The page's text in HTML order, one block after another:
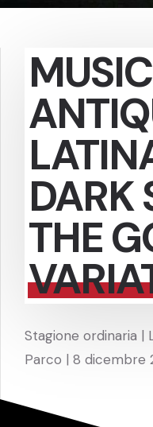
DARK
THE
Stagione ordinaria |
Parco | 8 dicembre